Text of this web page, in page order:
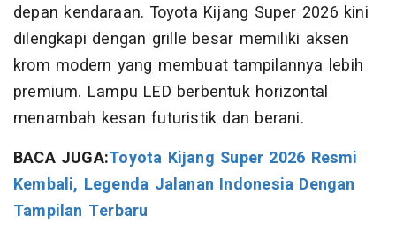
depan kendaraan. Toyota Kijang Super 2026 kini
dilengkapi dengan grille besar memiliki aksen
krom modern yang membuat tampilannya lebih
premium. Lampu LED berbentuk horizontal
menambah kesan futuristik dan berani.
BACA JUGA:Toyota Kijang Super 2026 Resmi
Kembali, Legenda Jalanan Indonesia Dengan
Tampilan Terbaru